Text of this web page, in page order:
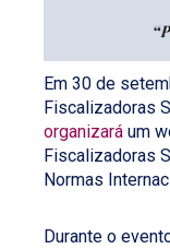
Em 30 de
Fiscalizadoras
organizará um
Fiscalizadoras
Normas
Durante o